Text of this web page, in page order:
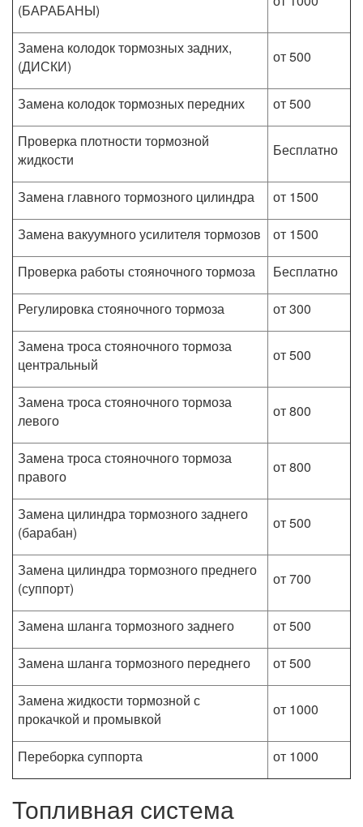
(БАРАБАНЫ)
Замена колодок тормозных задних,
(ДИСКИ)
от 500
Замена колодок тормозных передних
от 500
Проверка плотности тормозной
жидкости
Бесплатно
Замена главного тормозного цилиндра
от 1500
Замена вакуумного усилителя тормозов
от 1500
Проверка работы стояночного тормоза
Бесплатно
Регулировка стояночного тормоза
от 300
Замена троса стояночного тормоза
центральный
от 500
Замена троса стояночного тормоза
левого
от 800
Замена троса стояночного тормоза
правого
от 800
Замена цилиндра тормозного заднего
(барабан)
от 500
Замена цилиндра тормозного преднего
(суппорт)
от 700
Замена шланга тормозного заднего
от 500
Замена шланга тормозного переднего
от 500
Замена жидкости тормозной с
прокачкой и промывкой
от 1000
Переборка суппорта от 1000
Топливная система